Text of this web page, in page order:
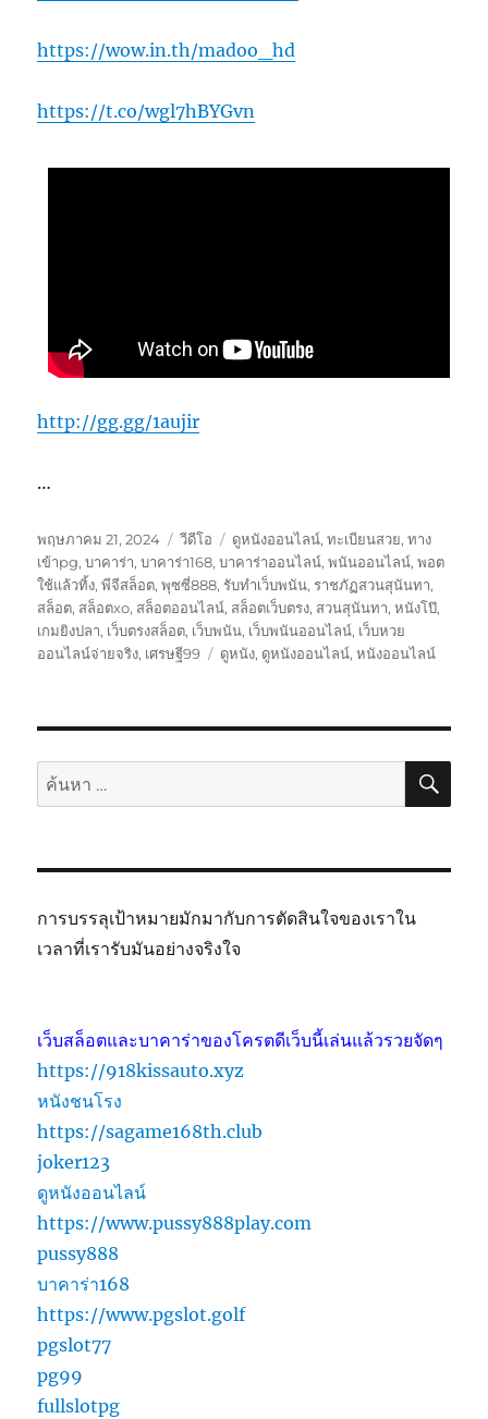
https://wow.in.th/madoo_hd
https://t.co/wgl7hBYGvn
http://gg.gg/1aujir
…
เขียน
เมื่อ
พฤษภาคม 21, 2024
รูป
แบบ
เรื่อง
วีดีโอ
หมวด
หมู่
ดูหนังออนไลน์,ทะเบียนสวย,ทาง
เข้าpg,บาคาร่า,บาคาร่า168,บาคาร่าออนไลน์,พนันออนไลน์,พอต
ใช้แล้วทิ้ง,พีจีสล็อต,พุซซี่888,รับทำเว็บพนัน,ราชภัฏสวนสุนันทา,
สล็อต, สล็อตxo, สล็อตออนไลน์, สล็อตเว็บตรง, สวนสุนันทา,หนังโป๊,
เกมยิงปลา, เว็บตรงสล็อต, เว็บพนัน, เว็บพนันออนไลน์, เว็บหวย
ออนไลน์จ่ายจริง, เศรษฐี99
ป้าย
ดูหนัง, ดูหนังออนไลน์,หนังออนไลน์
ค้นหา: ค้น
การบรรลุเป้าหมายมักมากับการตัดสินใจของเราใน
เวลาที่เรารับมันอย่างจริงใจ
เว็บสล็อตและบาคาร่าของโครตดีเว็บนี้เล่นแล้วรวยจัดๆ
https://918kissauto.xyz
หนังชนโรง
https://sagame168th.club
joker123
ดูหนังออนไลน์
https://www.pussy888play.com
pussy888
บาคาร่า168
https://www.pgslot.golf
pgslot77
pg99
fullslotpg